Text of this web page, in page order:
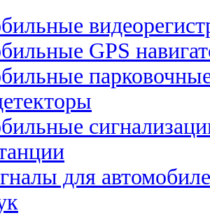
GPS
для